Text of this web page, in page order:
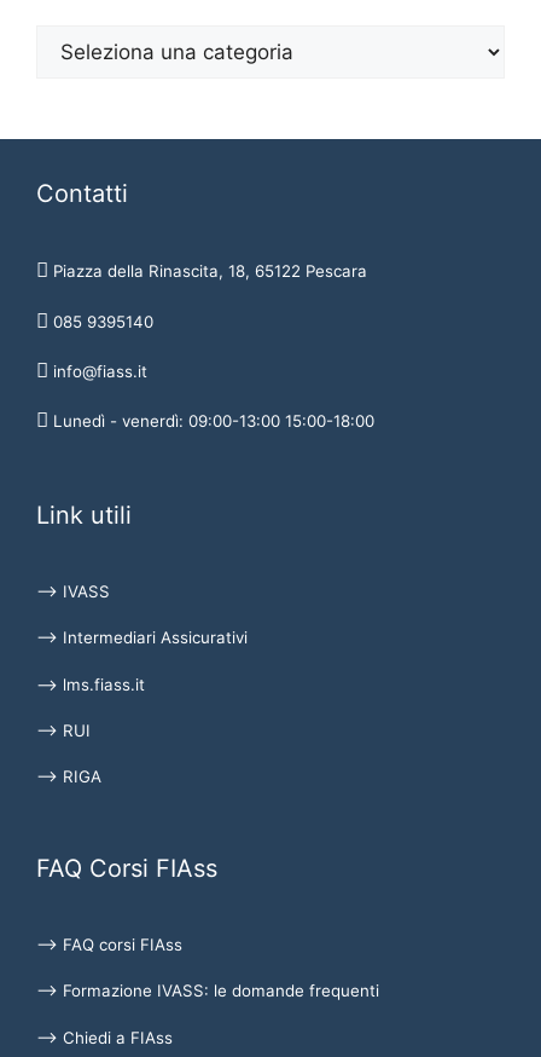
Contatti
Piazza della Rinascita, 18, 65122 Pescara
085 9395140
info@fiass.it
Lunedì - venerdì: 09:00-13:00 15:00-18:00
Link utili
⟶ IVASS
⟶ Intermediari Assicurativi
⟶ lms.fiass.it
⟶ RUI
⟶ RIGA
FAQ Corsi FIAss
⟶ FAQ corsi FIAss
⟶ Formazione IVASS: le domande frequenti
⟶ Chiedi a FIAss